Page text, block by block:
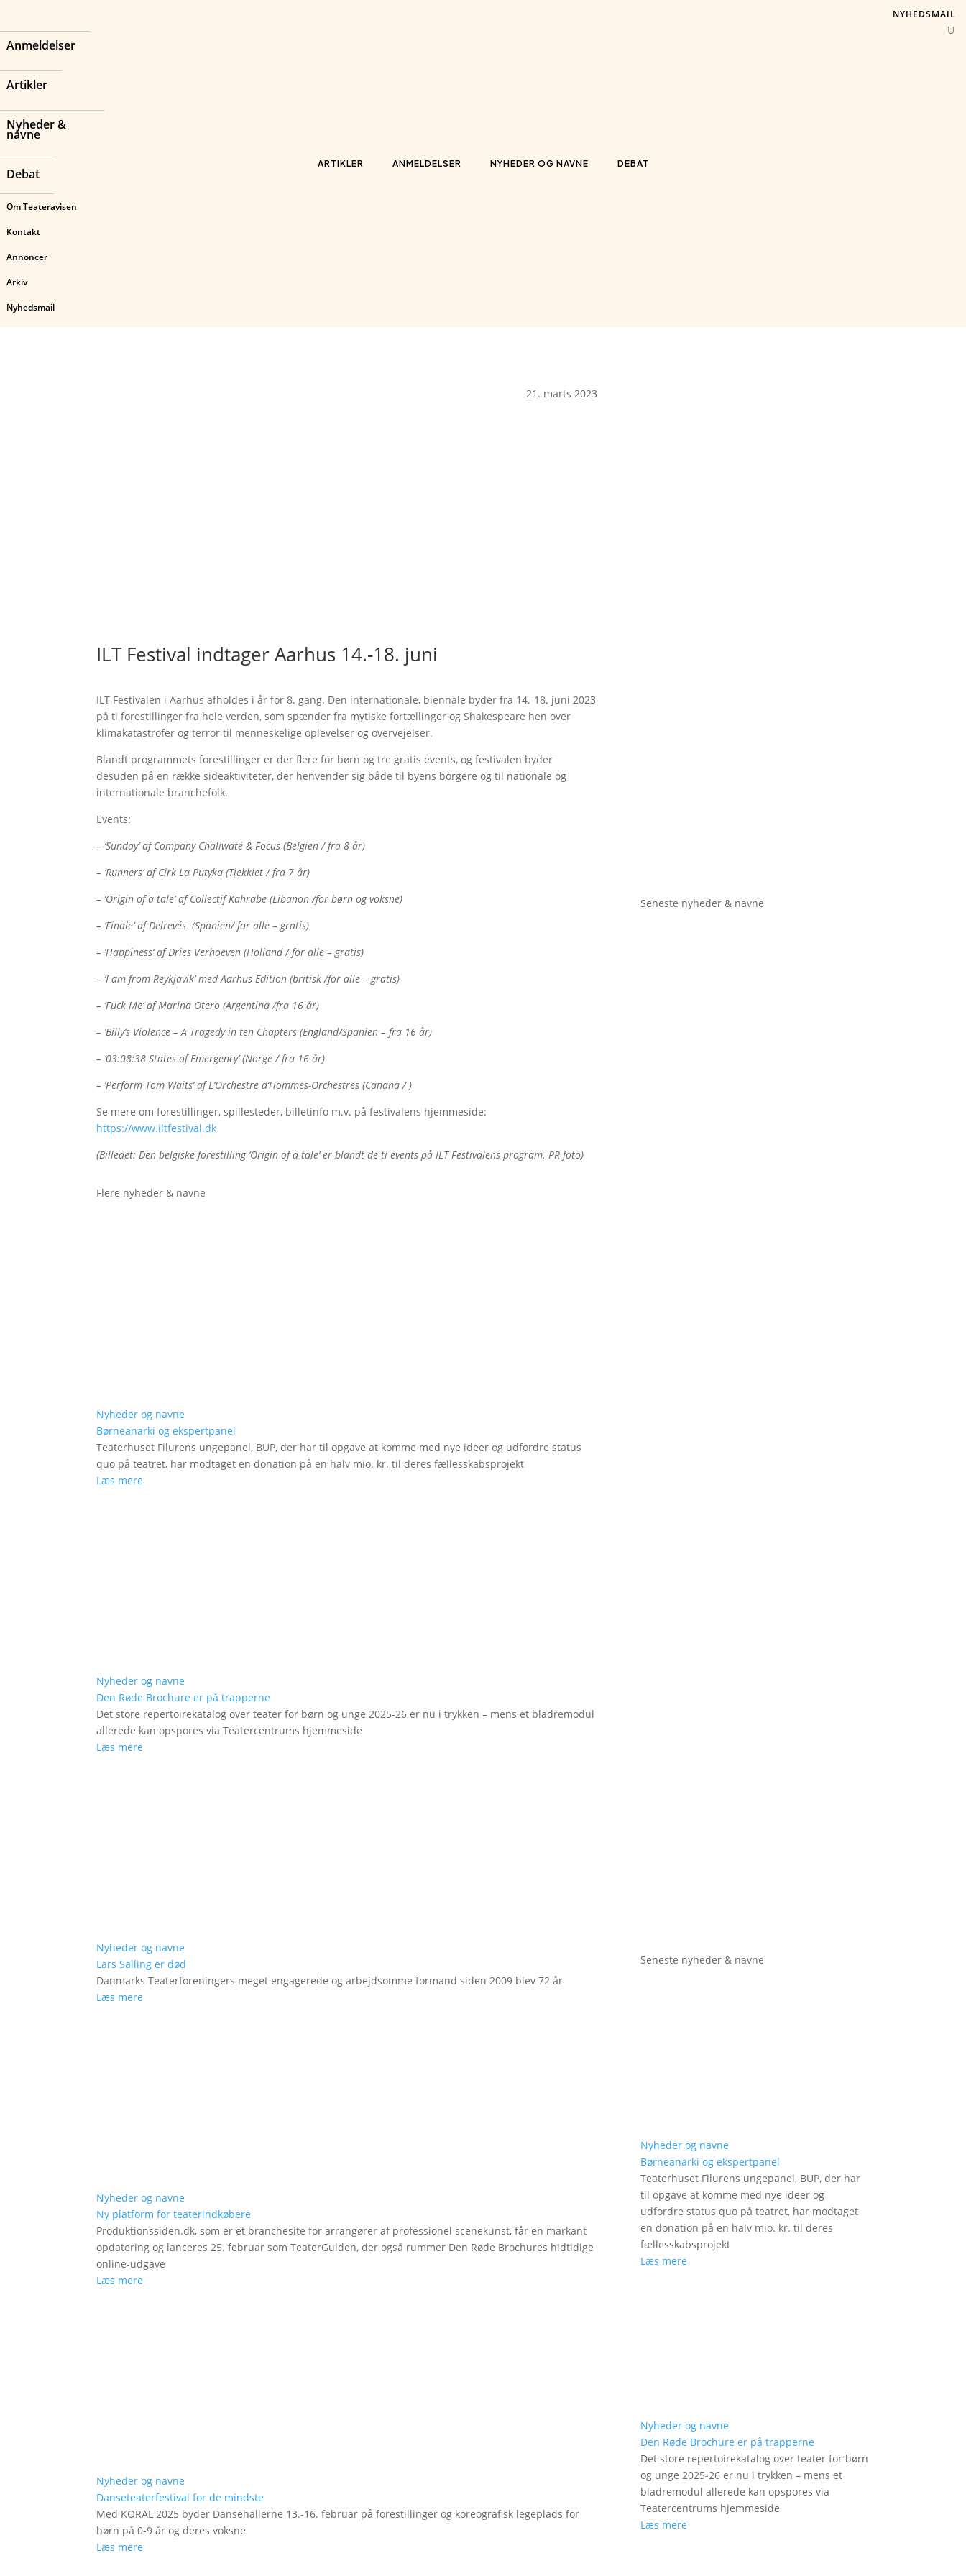
Anmeldelser
Artikler
Nyheder &
navne
Debat
Om Teateravisen
Kontakt
Annoncer
Arkiv
Nyhedsmail
ARTIKLER ANMELDELSER NYHEDER OG NAVNE DEBAT
NYHEDSMAIL
21. marts 2023
ILT Festival indtager Aarhus 14.-18. juni
ILT Festivalen i Aarhus afholdes i år for 8. gang. Den internationale, biennale byder fra 14.-18. juni 2023
på ti forestillinger fra hele verden, som spænder fra mytiske fortællinger og Shakespeare hen over
klimakatastrofer og terror til menneskelige oplevelser og overvejelser.
Blandt programmets forestillinger er der flere for børn og tre gratis events, og festivalen byder
desuden på en række sideaktiviteter, der henvender sig både til byens borgere og til nationale og
internationale branchefolk.
Events:
– ’Sunday’ af Company Chaliwaté & Focus (Belgien / fra 8 år)
– ’Runners’ af Cirk La Putyka (Tjekkiet / fra 7 år)
– ’Origin of a tale’ af Collectif Kahrabe (Libanon /for børn og voksne)
– ’Finale’ af Delrevés (Spanien/ for alle – gratis)
– ’Happiness’ af Dries Verhoeven (Holland / for alle – gratis)
– ’I am from Reykjavik’ med Aarhus Edition (britisk /for alle – gratis)
– ’Fuck Me’ af Marina Otero (Argentina /fra 16 år)
– ’Billy’s Violence – A Tragedy in ten Chapters (England/Spanien – fra 16 år)
– ’03:08:38 States of Emergency’ (Norge / fra 16 år)
– ’Perform Tom Waits’ af L’Orchestre d’Hommes-Orchestres (Canana / )
Se mere om forestillinger, spillesteder, billetinfo m.v. på festivalens hjemmeside:
https://www.iltfestival.dk
(Billedet: Den belgiske forestilling ’Origin of a tale’ er blandt de ti events på ILT Festivalens program. PR-foto)
Flere nyheder & navne
Nyheder og navne
Børneanarki og ekspertpanel
Teaterhuset Filurens ungepanel, BUP, der har til opgave at komme med nye ideer og udfordre status
quo på teatret, har modtaget en donation på en halv mio. kr. til deres fællesskabsprojekt
Læs mere
Nyheder og navne
Den Røde Brochure er på trapperne
Det store repertoirekatalog over teater for børn og unge 2025-26 er nu i trykken – mens et bladremodul
allerede kan opspores via Teatercentrums hjemmeside
Læs mere
Nyheder og navne
Lars Salling er død
Danmarks Teaterforeningers meget engagerede og arbejdsomme formand siden 2009 blev 72 år
Læs mere
Nyheder og navne
Ny platform for teaterindkøbere
Produktionssiden.dk, som er et branchesite for arrangører af professionel scenekunst, får en markant
opdatering og lanceres 25. februar som TeaterGuiden, der også rummer Den Røde Brochures hidtidige
online-udgave
Læs mere
Nyheder og navne
Danseteaterfestival for de mindste
Med KORAL 2025 byder Dansehallerne 13.-16. februar på forestillinger og koreografisk legeplads for
børn på 0-9 år og deres voksne
Læs mere
Seneste nyheder & navne
Seneste nyheder & navne
Nyheder og navne
Børneanarki og ekspertpanel
Teaterhuset Filurens ungepanel, BUP, der har
til opgave at komme med nye ideer og
udfordre status quo på teatret, har modtaget
en donation på en halv mio. kr. til deres
fællesskabsprojekt
Læs mere
Nyheder og navne
Den Røde Brochure er på trapperne
Det store repertoirekatalog over teater for børn
og unge 2025-26 er nu i trykken – mens et
bladremodul allerede kan opspores via
Teatercentrums hjemmeside
Læs mere